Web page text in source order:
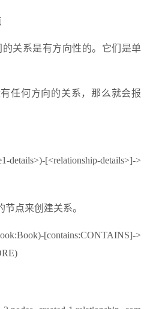
关系是有方向性的。它们是单
任何方向的关系，那么就会报
[<relationship-details>]->
点来创建关系。
[contains:CONTAINS]->